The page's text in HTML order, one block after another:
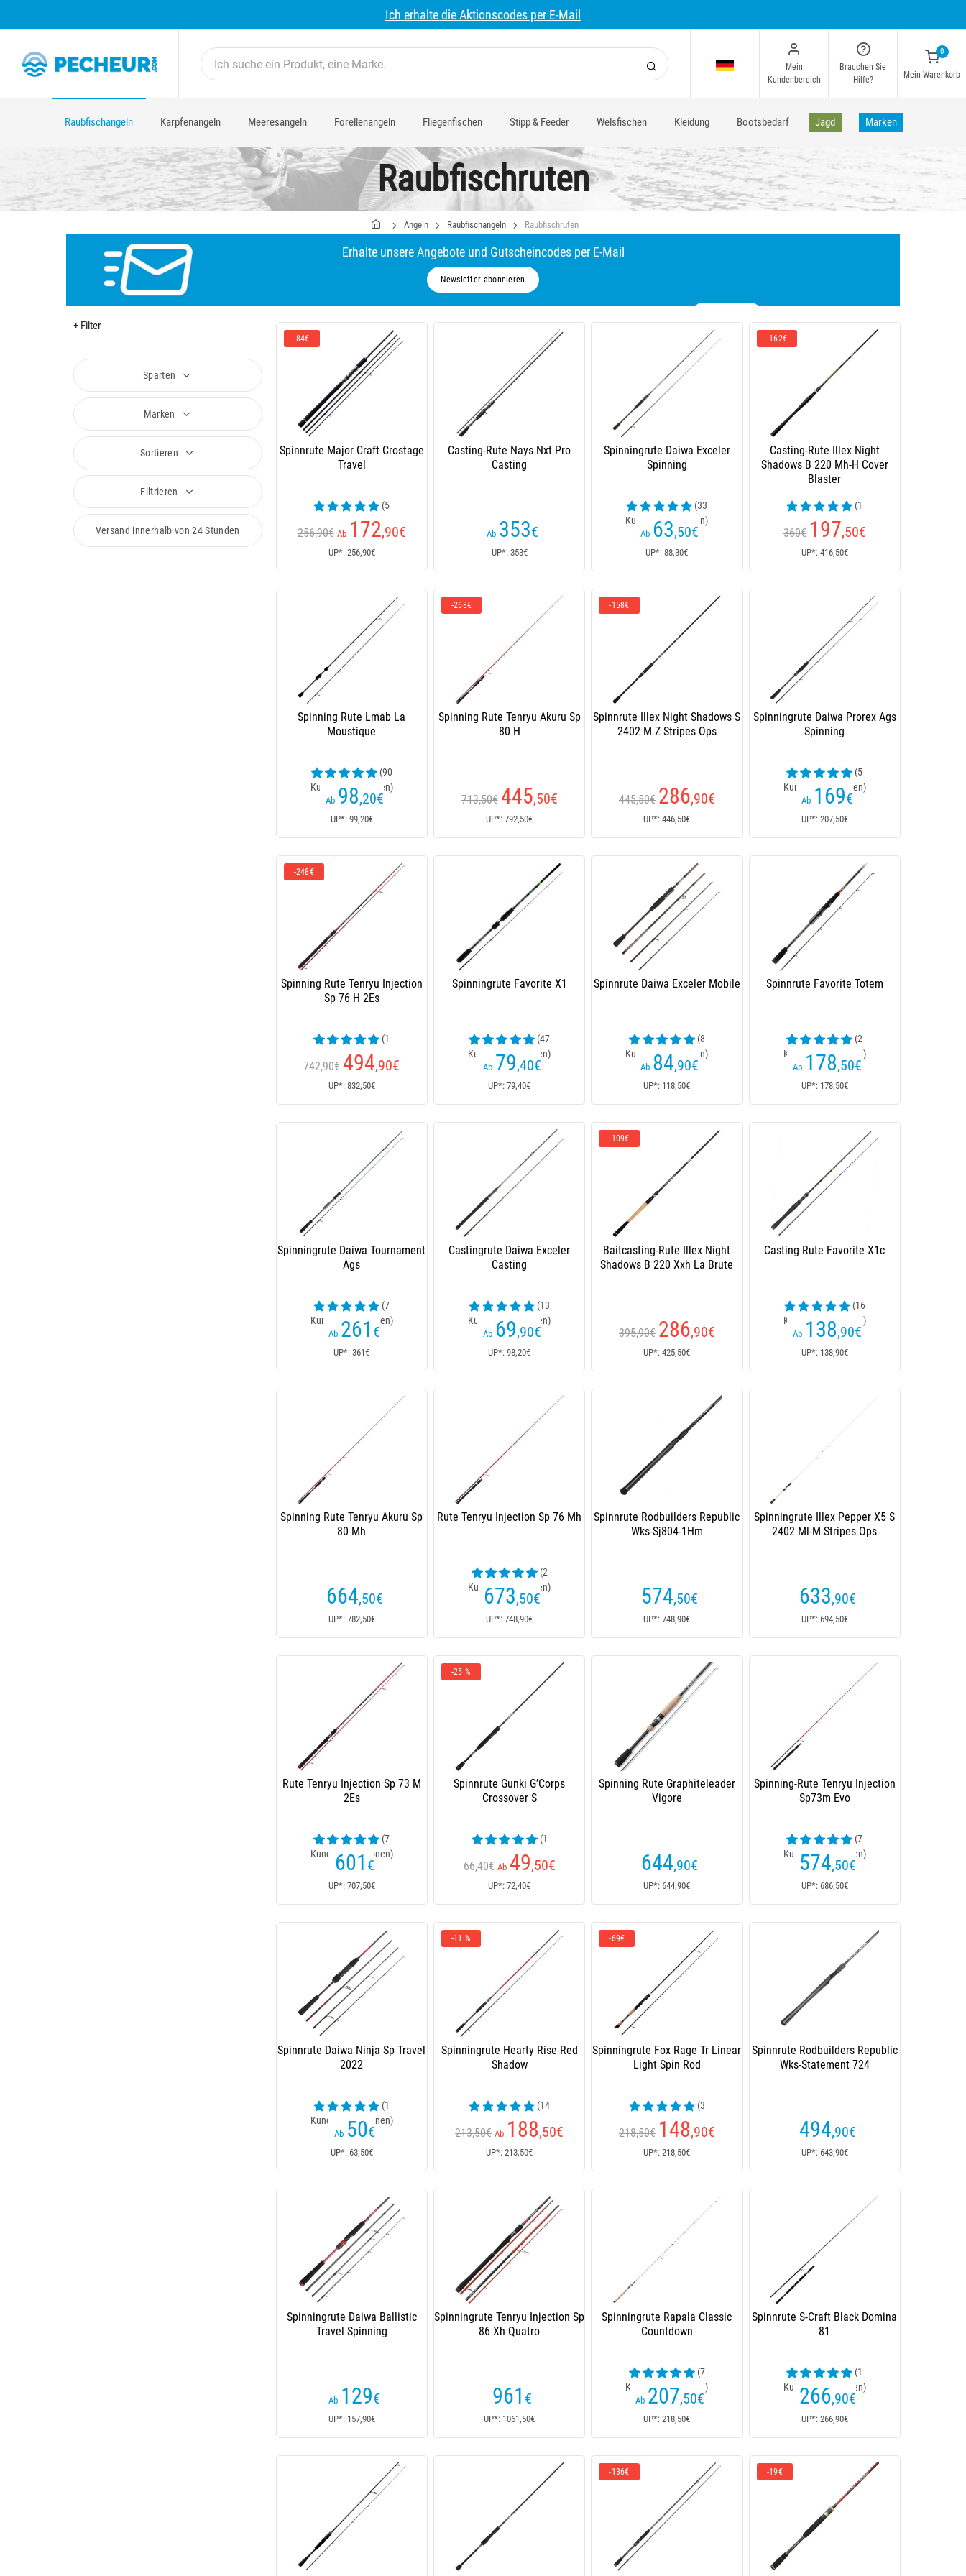
Ich erhalte die Aktionscodes per E-Mail
Mein
Kundenbereich
Brauchen Sie
Hilfe?
0
Mein Warenkorb
Raubfischangeln Karpfenangeln Meeresangeln Forellenangeln Fliegenfischen Stipp & Feeder Welsfischen Kleidung Bootsbedarf Jagd Marken
Raubfischruten
Angeln Raubfischangeln Raubfischruten
Erhalte unsere Angebote und Gutscheincodes per E-Mail
Newsletter abonnieren
+ Filter
Sparten
Marken
Sortieren
Filtrieren
Versand innerhalb von 24 Stunden
-84€
Spinnrute Major Craft Crostage
Travel
(5
Kundenrezensionen)
256,90€ Ab 172,90€
UP*: 256,90€
Casting-Rute Nays Nxt Pro
Casting
Ab 353€
UP*: 353€
Spinningrute Daiwa Exceler
Spinning
(33
Kundenrezensionen)
Ab 63,50€
UP*: 88,30€
-162€
Casting-Rute Illex Night
Shadows B 220 Mh-H Cover
Blaster
(1
Kundenrezensionen)
360€ 197,50€
UP*: 416,50€
Spinning Rute Lmab La
Moustique
(90
Kundenrezensionen)
Ab 98,20€
UP*: 99,20€
-268€
Spinning Rute Tenryu Akuru Sp
80 H
713,50€ 445,50€
UP*: 792,50€
-158€
Spinnrute Illex Night Shadows S
2402 M Z Stripes Ops
445,50€ 286,90€
UP*: 446,50€
Spinningrute Daiwa Prorex Ags
Spinning
(5
Kundenrezensionen)
Ab 169€
UP*: 207,50€
-248€
Spinning Rute Tenryu Injection
Sp 76 H 2Es
(1
Kundenrezensionen)
742,90€ 494,90€
UP*: 832,50€
Spinningrute Favorite X1
(47
Kundenrezensionen)
Ab 79,40€
UP*: 79,40€
Spinnrute Daiwa Exceler Mobile
(8
Kundenrezensionen)
Ab 84,90€
UP*: 118,50€
Spinnrute Favorite Totem
(2
Kundenrezensionen)
Ab 178,50€
UP*: 178,50€
Spinningrute Daiwa Tournament
Ags
(7
Kundenrezensionen)
Ab 261 €
UP*: 361€
Castingrute Daiwa Exceler
Casting
(13
Kundenrezensionen)
Ab 69,90€
UP*: 98,20€
-109€
Baitcasting-Rute Illex Night
Shadows B 220 Xxh La Brute
395,90€ 286,90€
UP*: 425,50€
Casting Rute Favorite X1c
(16
Kundenrezensionen)
Ab 138,90€
UP*: 138,90€
Spinning Rute Tenryu Akuru Sp
80 Mh
664,50€
UP*: 782,50€
Rute Tenryu Injection Sp 76 Mh
(2
Kundenrezensionen)
673,50€
UP*: 748,90€
Spinnrute Rodbuilders Republic
Wks-Sj804-1Hm
574,50€
UP*: 748,90€
Spinningrute Illex Pepper X5 S
2402 Ml-M Stripes Ops
633,90€
UP*: 694,50€
Rute Tenryu Injection Sp 73 M
2Es
(7
Kundenrezensionen)
601 €
UP*: 707,50€
-25 %
Spinnrute Gunki G’Corps
Crossover S
(1
Kundenrezensionen)
66,40€ Ab 49,50€
UP*: 72,40€
Spinning Rute Graphiteleader
Vigore
644,90€
UP*: 644,90€
Spinning-Rute Tenryu Injection
Sp73m Evo
(7
Kundenrezensionen)
574,50€
UP*: 686,50€
Spinnrute Daiwa Ninja Sp Travel
2022
(1
Kundenrezensionen)
Ab 50€
UP*: 63,50€
-11 %
Spinningrute Hearty Rise Red
Shadow
(14
Kundenrezensionen)
213,50€ Ab 188,50€
UP*: 213,50€
-69€
Spinningrute Fox Rage Tr Linear
Light Spin Rod
(3
Kundenrezensionen)
218,50€ 148,90€
UP*: 218,50€
Spinnrute Rodbuilders Republic
Wks-Statement 724
494,90€
UP*: 643,90€
Spinningrute Daiwa Ballistic
Travel Spinning
Ab 129€
UP*: 157,90€
Spinningrute Tenryu Injection Sp
86 Xh Quatro
961 €
UP*: 1061,50€
Spinningrute Rapala Classic
Countdown
(7
Kundenrezensionen)
Ab 207,50€
UP*: 218,50€
Spinnrute S-Craft Black Domina
81
(1
Kundenrezensionen)
266,90€
UP*: 266,90€
-136€ -19€